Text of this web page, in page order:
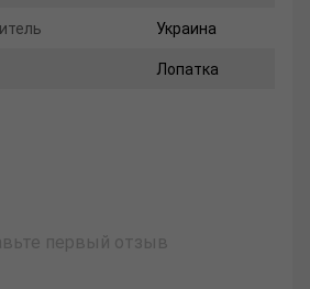
Украина
Лопатка
первый отзыв